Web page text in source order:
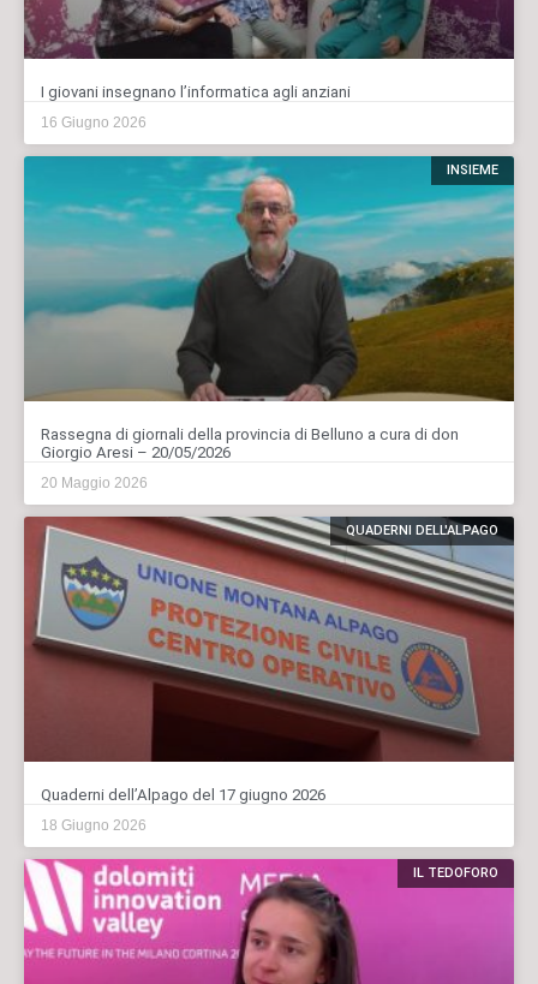
I giovani insegnano l’informatica agli anziani
16 Giugno 2026
INSIEME
Rassegna di giornali della provincia di Belluno a cura di don
Giorgio Aresi – 20/05/2026
20 Maggio 2026
QUADERNI DELL'ALPAGO
Quaderni dell’Alpago del 17 giugno 2026
18 Giugno 2026
IL TEDOFORO